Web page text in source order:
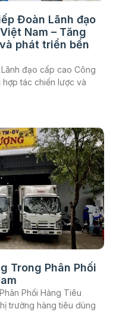
Đoàn Lãnh đạo
Nam – Tăng
phát triển bền
đạo cấp cao Công
tác chiến lược và
Trong Phân Phối
Phối Hàng Tiêu
trường hàng tiêu dùng